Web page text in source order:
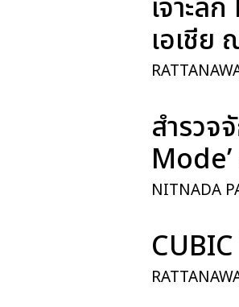
เจาะลึ
เอเชีย
สำรวจ
NITNADA